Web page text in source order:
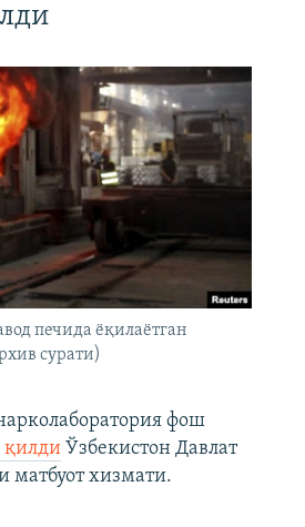
печида ёқилаётган
сурати)
фош
Ўзбекистон Давлат
матбуот хизмати.